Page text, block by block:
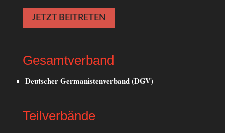
JETZT BEITRETEN
Gesamtverband
Deutscher Germanistenverband (DGV)
Teilverbände